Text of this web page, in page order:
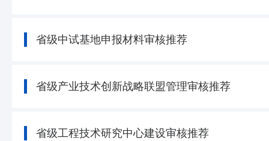
省级中试基地申报材料审核推荐
省级产业技术创新战略联盟管理审核推荐
省级工程技术研究中心建设审核推荐